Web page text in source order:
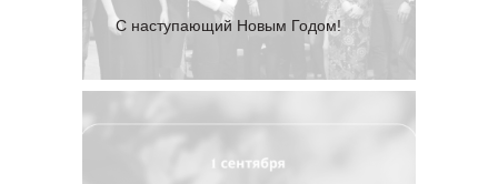
С наступающий Новым Годом!